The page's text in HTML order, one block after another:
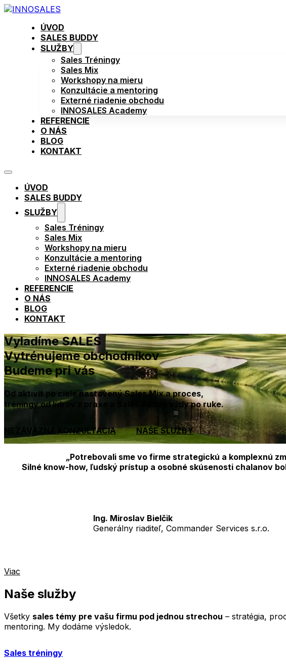
ÚVOD
SALES BUDDY
SLUŽBY
Sales Tréningy
Sales Mix
Workshopy na mieru
Konzultácie a mentoring
Externé riadenie obchodu
INNOSALES Academy
REFERENCIE
O NÁS
BLOG
KONTAKT
ÚVOD
SALES BUDDY
SLUŽBY
Sales Tréningy
Sales Mix
Workshopy na mieru
Konzultácie a mentoring
Externé riadenie obchodu
INNOSALES Academy
REFERENCIE
O NÁS
BLOG
KONTAKT
Vyladíme SALES
Vytrénujeme obchodníkov
Budeme pri vás
Od aktivít po ciele nastavený Sales Mix a proces,
tréningy od lídrov z praxe a Sales Buddy vždy po ruke.
NEZÁVÄZNÁ KONZULTÁCIA NAŠE SLUŽBY
„Potrebovali sme vo firme strategickú a komplexnú
Silné know-how, ľudský prístup a osobné skúsenosti chalanov
Ing. Miroslav Bielčik
Generálny riaditeľ, Commander Services s.r.o.
Viac
Naše služby
Všetky sales témy pre vašu firmu pod jednou strechou – stratégia,
mentoring. My dodáme výsledok.
Sales tréningy